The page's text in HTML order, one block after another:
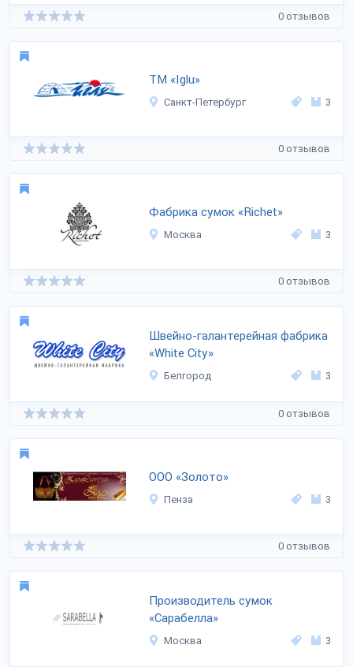
0 отзывов
ТМ «Iglu»
Санкт-Петербург 3
0 отзывов
Фабрика сумок «Richet»
Москва 3
0 отзывов
Швейно-галантерейная фабрика
«White City»
Белгород 3
0 отзывов
ООО «Золото»
Пенза 3
0 отзывов
Производитель сумок
«Сарабелла»
Москва 3